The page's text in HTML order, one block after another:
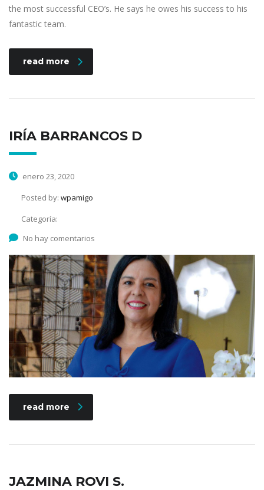
the most successful CEO’s. He says he owes his success to his
fantastic team.
read more
IRÍA BARRANCOS D
enero 23, 2020
Posted by: wpamigo
Categoría:
No hay comentarios
read more
JAZMINA ROVI S.